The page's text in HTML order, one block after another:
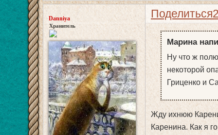
Поделиться
Danniya
Хранитель
Марина
Ну что ж
некоторой
Гриценко и
Жду ихнюю
Каренина. Как я